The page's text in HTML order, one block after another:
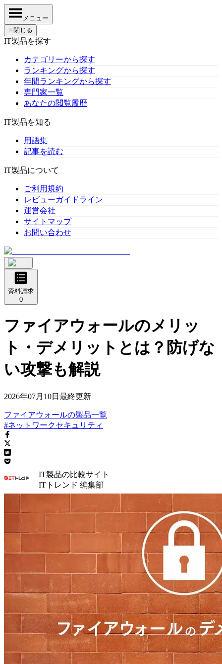
メニュー
✕ 閉じる
IT製品を探す
カテゴリーから探す
ランキングから探す
年間ランキングから探す
専門家一覧
あなたの閲覧履歴
IT製品を知る
用語集
記事を読む
IT製品について
ご利用規約
レビューガイドライン
運営会社
サイトマップ
お問い合わせ
資料請求
0
ファイアウォールのメリッ
ト・デメリットとは？防げな
い攻撃も解説
2026年07月10日 最終更新
ファイアウォールの製品一覧
#ネットワークセキュリティ
IT製品の比較サイト
ITトレンド 編集部